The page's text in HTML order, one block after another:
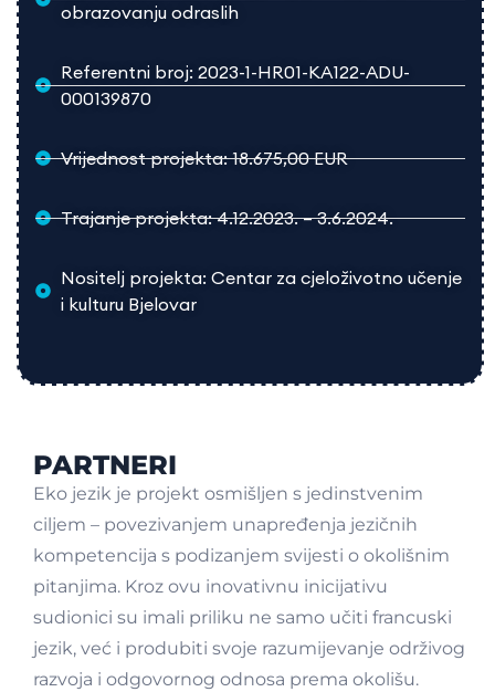
obrazovanju odraslih
Referentni broj: 2023-1-HR01-KA122-ADU-
000139870
Vrijednost projekta: 18.675,00 EUR
Trajanje projekta: 4.12.2023. – 3.6.2024.
Nositelj projekta: Centar za cjeloživotno učenje
i kulturu Bjelovar
PARTNERI
Eko jezik je projekt osmišljen s jedinstvenim
ciljem – povezivanjem unapređenja jezičnih
kompetencija s podizanjem svijesti o okolišnim
pitanjima. Kroz ovu inovativnu inicijativu
sudionici su imali priliku ne samo učiti francuski
jezik, već i produbiti svoje razumijevanje održivog
razvoja i odgovornog odnosa prema okolišu.